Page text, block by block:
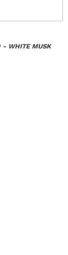
- WHITE MUSK